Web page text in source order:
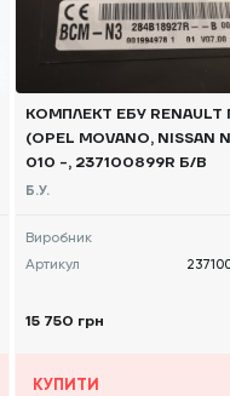
КОМПЛЕКТ ЕБУ RENAULT
(OPEL MOVANO, NISSAN
010 -, 237100899R Б/В
Б.У.
Виробник
Артикул
15 750 грн
КУПИТИ